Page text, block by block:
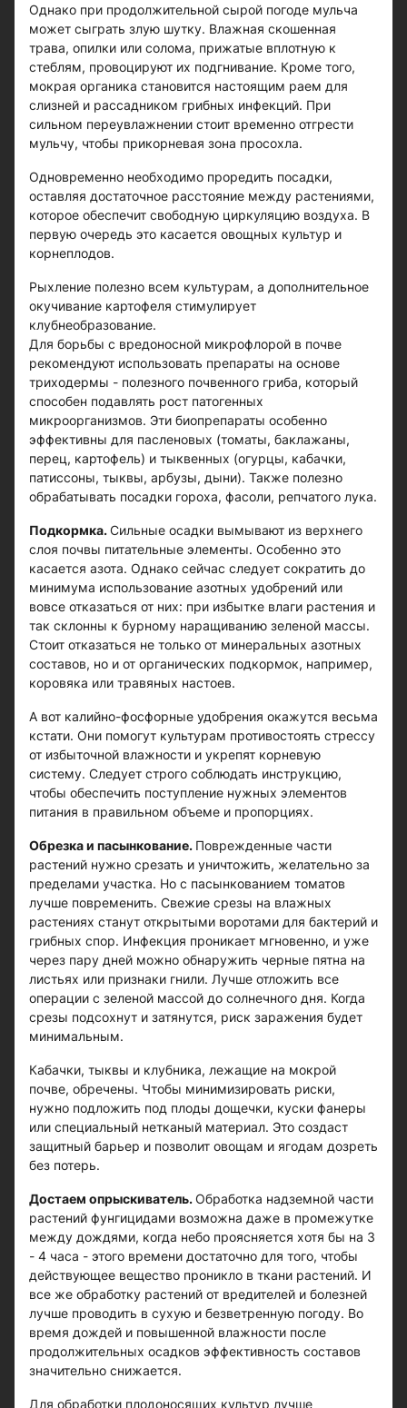
Однако при продолжительной сырой погоде мульча
может сыграть злую шутку. Влажная скошенная
трава, опилки или солома, прижатые вплотную к
стеблям, провоцируют их подгнивание. Кроме того,
мокрая органика становится настоящим раем для
слизней и рассадником грибных инфекций. При
сильном переувлажнении стоит временно отгрести
мульчу, чтобы прикорневая зона просохла.
Одновременно необходимо проредить посадки,
оставляя достаточное расстояние между растениями,
которое обеспечит свободную циркуляцию воздуха. В
первую очередь это касается овощных культур и
корнеплодов.
Рыхление полезно всем культурам, а дополнительное
окучивание картофеля стимулирует
клубнеобразование.
Для борьбы с вредоносной микрофлорой в почве
рекомендуют использовать препараты на основе
триходермы - полезного почвенного гриба, который
способен подавлять рост патогенных
микроорганизмов. Эти биопрепараты особенно
эффективны для пасленовых (томаты, баклажаны,
перец, картофель) и тыквенных (огурцы, кабачки,
патиссоны, тыквы, арбузы, дыни). Также полезно
обрабатывать посадки гороха, фасоли, репчатого лука.
Подкормка.Сильные осадки вымывают из верхнего
слоя почвы питательные элементы. Особенно это
касается азота. Однако сейчас следует сократить до
минимума использование азотных удобрений или
вовсе отказаться от них: при избытке влаги растения и
так склонны к бурному наращиванию зеленой массы.
Стоит отказаться не только от минеральных азотных
составов, но и от органических подкормок, например,
коровяка или травяных настоев.
А вот калийно-фосфорные удобрения окажутся весьма
кстати. Они помогут культурам противостоять стрессу
от избыточной влажности и укрепят корневую
систему. Следует строго соблюдать инструкцию,
чтобы обеспечить поступление нужных элементов
питания в правильном объеме и пропорциях.
Обрезка и пасынкование. Поврежденные части
растений нужно срезать и уничтожить, желательно за
пределами участка. Но с пасынкованием томатов
лучше повременить. Свежие срезы на влажных
растениях станут открытыми воротами для бактерий и
грибных спор. Инфекция проникает мгновенно, и уже
через пару дней можно обнаружить черные пятна на
листьях или признаки гнили. Лучше отложить все
операции с зеленой массой до солнечного дня. Когда
срезы подсохнут и затянутся, риск заражения будет
минимальным.
Кабачки, тыквы и клубника, лежащие на мокрой
почве, обречены. Чтобы минимизировать риски,
нужно подложить под плоды дощечки, куски фанеры
или специальный нетканый материал. Это создаст
защитный барьер и позволит овощам и ягодам дозреть
без потерь.
Достаем опрыскиватель.Обработка надземной части
растений фунгицидами возможна даже в промежутке
между дождями, когда небо проясняется хотя бы на 3
- 4 часа - этого времени достаточно для того, чтобы
действующее вещество проникло в ткани растений. И
все же обработку растений от вредителей и болезней
лучше проводить в сухую и безветренную погоду. Во
время дождей и повышенной влажности после
продолжительных осадков эффективность составов
значительно снижается.
Для обработки плодоносящих культур лучше